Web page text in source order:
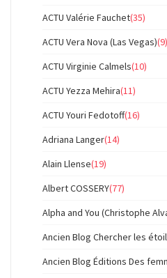
ACTU Valérie Fauchet(35)
ACTU Vera Nova (Las Vegas)(9)
ACTU Virginie Calmels(10)
ACTU Yezza Mehira(11)
ACTU Youri Fedotoff(16)
Adriana Langer(14)
Alain Llense(19)
Albert COSSERY(77)
Alpha and You (Christophe
Ancien Blog Chercher les
Ancien Blog Éditions Des